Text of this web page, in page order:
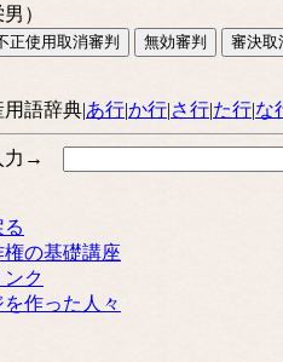
）
語辞典|あ行|か行|さ行|た行|な
力→
る
の基礎講座
ク
作った人々